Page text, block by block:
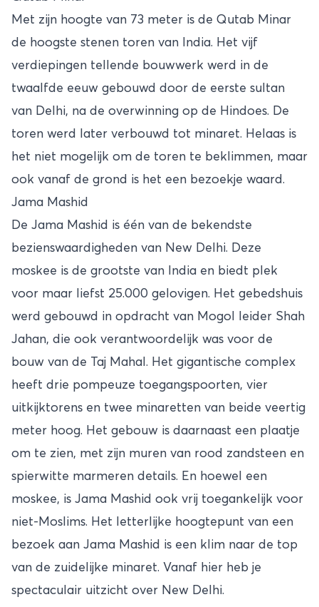
Met zijn hoogte van 73 meter is de Qutab Minar
de hoogste stenen toren van India. Het vijf
verdiepingen tellende bouwwerk werd in de
twaalfde eeuw gebouwd door de eerste sultan
van Delhi, na de overwinning op de Hindoes. De
toren werd later verbouwd tot minaret. Helaas is
het niet mogelijk om de toren te beklimmen, maar
ook vanaf de grond is het een bezoekje waard.
Jama Mashid
De Jama Mashid is één van de bekendste
bezienswaardigheden van New Delhi. Deze
moskee is de grootste van India en biedt plek
voor maar liefst 25.000 gelovigen. Het gebedshuis
werd gebouwd in opdracht van Mogol leider Shah
Jahan, die ook verantwoordelijk was voor de
bouw van de Taj Mahal . Het gigantische complex
heeft drie pompeuze toegangspoorten, vier
uitkijktorens en twee minaretten van beide veertig
meter hoog. Het gebouw is daarnaast een plaatje
om te zien, met zijn muren van rood zandsteen en
spierwitte marmeren details. En hoewel een
moskee, is Jama Mashid ook vrij toegankelijk voor
niet-Moslims. Het letterlijke hoogtepunt van een
bezoek aan Jama Mashid is een klim naar de top
van de zuidelijke minaret. Vanaf hier heb je
spectaculair uitzicht over New Delhi.